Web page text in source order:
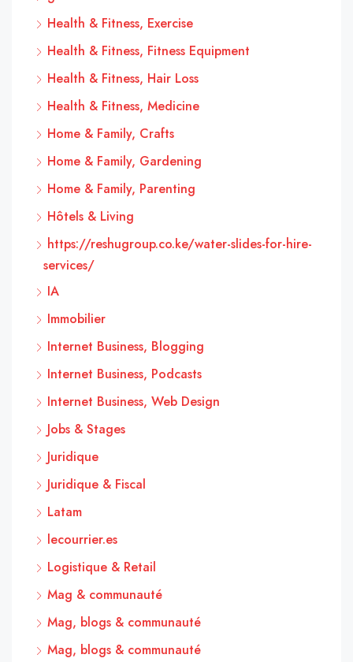
Health & Fitness, Exercise
Health & Fitness, Fitness Equipment
Health & Fitness, Hair Loss
Health & Fitness, Medicine
Home & Family, Crafts
Home & Family, Gardening
Home & Family, Parenting
Hôtels & Living
https://reshugroup.co.ke/water-slides-for-hire-
services/
IA
Immobilier
Internet Business, Blogging
Internet Business, Podcasts
Internet Business, Web Design
Jobs & Stages
Juridique
Juridique & Fiscal
Latam
lecourrier.es
Logistique & Retail
Mag & communauté
Mag, blogs & communauté
Mag, blogs & communauté